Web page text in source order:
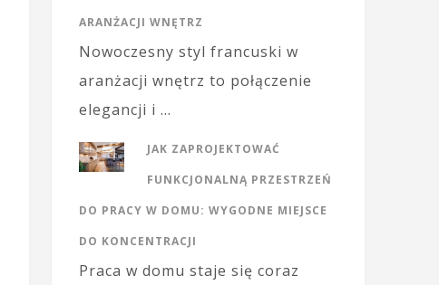
ARANŻACJI WNĘTRZ
Nowoczesny styl francuski w
aranżacji wnętrz to połączenie
elegancji i …
JAK ZAPROJEKTOWAĆ
FUNKCJONALNĄ PRZESTRZEŃ
DO PRACY W DOMU: WYGODNE MIEJSCE
DO KONCENTRACJI
Praca w domu staje się coraz